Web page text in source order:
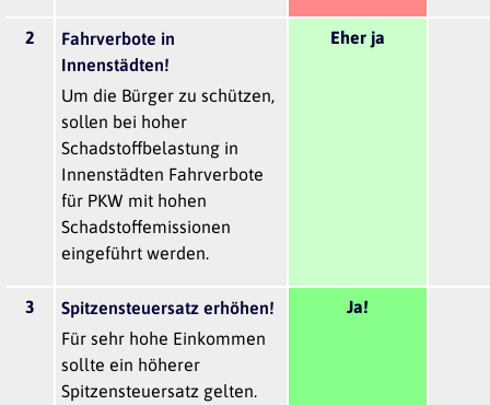
2
Fahrverbote in
Innenstädten!
Um die Bürger zu schützen,
sollen bei hoher
Schadstoffbelastung in
Innenstädten Fahrverbote
für PKW mit hohen
Schadstoffemissionen
eingeführt werden.
Eher ja
3
Spitzensteuersatz erhöhen!
Für sehr hohe Einkommen
sollte ein höherer
Spitzensteuersatz gelten.
Ja!